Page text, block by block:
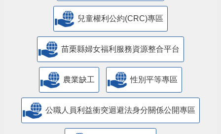
兒童權利公約(CRC)專區
苗栗縣婦女福利服務資源整合平台
農業缺工 性別平等專區
公職人員利益衝突迴避法身分關係公開專區